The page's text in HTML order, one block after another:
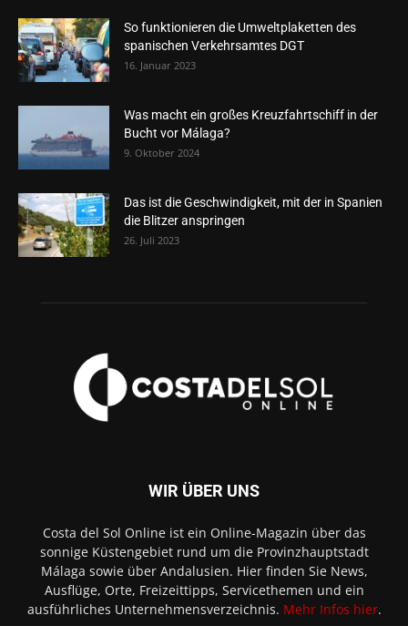
So funktionieren die Umweltplaketten des
spanischen Verkehrsamtes DGT
16. Januar 2023
Was macht ein großes Kreuzfahrtschiff in der
Bucht vor Málaga?
9. Oktober 2024
Das ist die Geschwindigkeit, mit der in Spanien
die Blitzer anspringen
26. Juli 2023
WIR ÜBER UNS
Costa del Sol Online ist ein Online-Magazin über das
sonnige Küstengebiet rund um die Provinzhauptstadt
Málaga sowie über Andalusien. Hier finden Sie News,
Ausflüge, Orte, Freizeittipps, Servicethemen und ein
ausführliches Unternehmensverzeichnis. Mehr Infos hier.